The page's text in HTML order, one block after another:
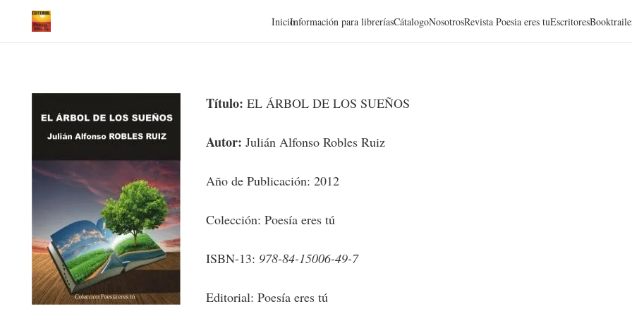
InicioInformación para libreríasCátalogoNosotrosRevista Poesia eres tuEscritores
Título: EL ÁRBOL DE LOS SUEÑOS
Autor: Julián Alfonso Robles Ruiz
Año de Publicación: 2012
Colección: Poesía eres tú
ISBN-13: 978-84-15006-49-7
Editorial: Poesía eres tú